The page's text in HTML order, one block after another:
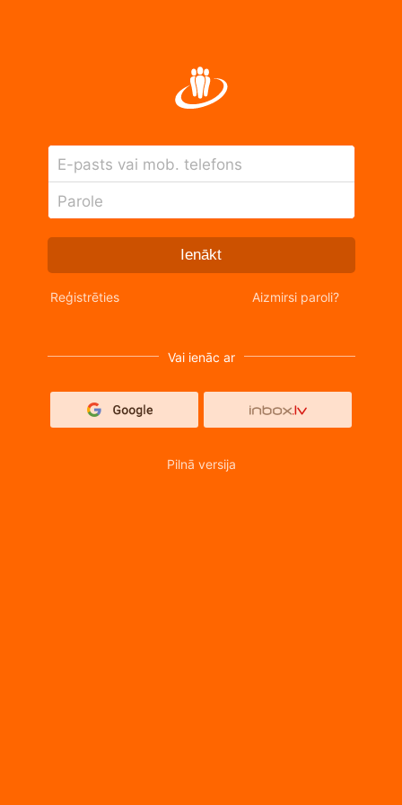
E-pasts vai mob. telefons
Parole
Ienākt
Reģistrēties Aizmirsi paroli?
Vai ienāc ar
Pilnā versija